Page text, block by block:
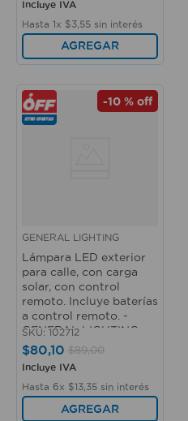
Incluye IVA
Hasta 1x $3 55 sin interés
AGREGAR
-10 % off
GENERAL LIGHTING
Lámpara LED exterior
para calle, con carga
solar, con control
remoto. Incluye baterías
a control remoto. -
GENERAL LIGHTING
SKU: 102712
$80,10 $89,00
Incluye IVA
Hasta 6x $13 35 sin interés
AGREGAR